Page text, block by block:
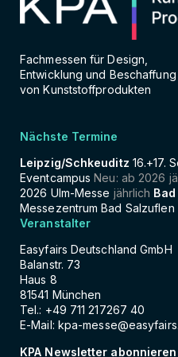
Fachmessen für Design,
Entwicklung und Beschaffung
von Kunststoffprodukten
Nächste Termine
Leipzig/Schkeuditz 16.+17.
EventcampusNeu: ab 2026
2026 Ulm-Messe jährlich
Messezentrum Bad Salzuflen
Veranstalter
Easyfairs Deutschland GmbH
Balanstr. 73
Haus 8
81541 München
Tel.: +49 711 217267 40
E-Mail: kpa-
KPA Newsletter abonnieren